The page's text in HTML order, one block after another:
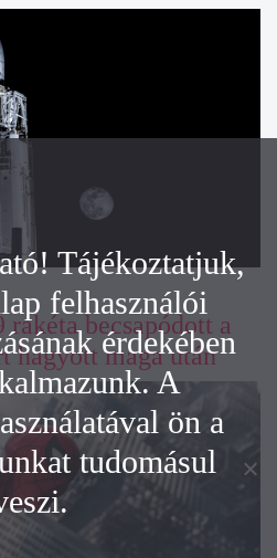
becsapódott a
hagyott maga után
Tájékoztatjuk,
felhasználói
érdekében
A
ön a
tudomásul